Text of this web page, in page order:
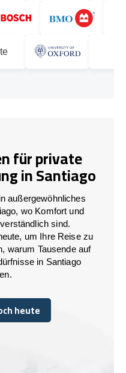
für private
in Santiago
außergewöhnliches
wo Komfort und
sind.
um Ihre Reise zu
warum Tausende auf
in Santiago
heute
heute